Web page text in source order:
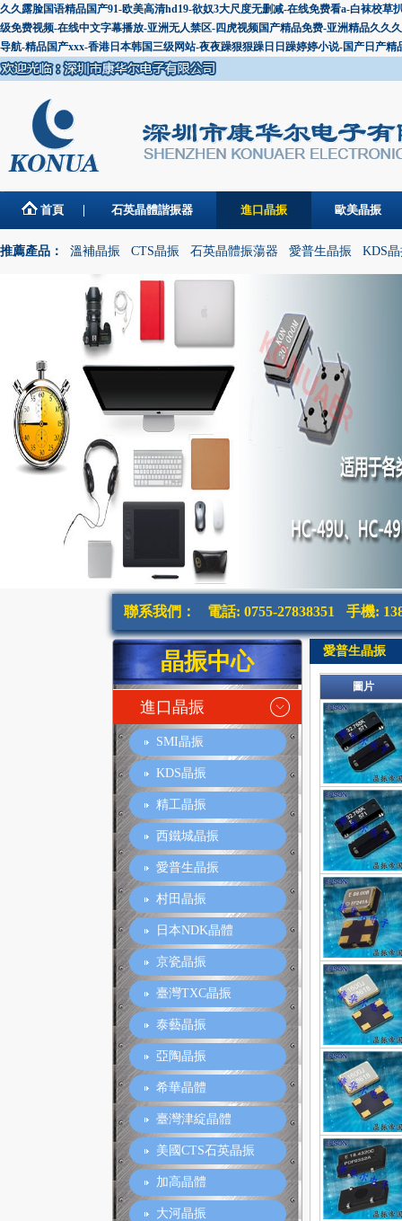
久久露脸国语精品国产91-欧美高清hd19-欲奴3大尺度无删减-在线免费看a-白袜校
级免费视频-在线中文字幕播放-亚洲无人禁区-四虎视频国产精品免费-亚洲精品久
导航-精品国产xxx-香港日本韩国三级网站-夜夜躁狠狠躁日日躁婷婷小说-国产日产
首頁 石英晶體諧振器 進口晶振 歐美晶振
推薦產品： 溫補晶振 CTS晶振 石英晶體振蕩器 愛普生晶振 KDS
聯系我們： 電話: 0755-27838351 手機:
晶振中心
進口晶振
SMI晶振
KDS晶振
精工晶振
西鐵城晶振
愛普生晶振
村田晶振
日本NDK晶體
京瓷晶振
臺灣TXC晶振
泰藝晶振
亞陶晶振
希華晶體
臺灣津綻晶體
美國CTS石英晶振
加高晶體
大河晶振
愛普生晶振
圖片